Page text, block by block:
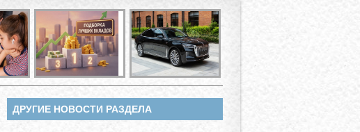
ДРУГИЕ НОВОСТИ РАЗДЕЛА